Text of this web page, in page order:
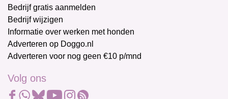
Bedrijf gratis aanmelden
Bedrijf wijzigen
Informatie over werken met honden
Adverteren op Doggo.nl
Adverteren voor nog geen €10 p/mnd
Volg ons